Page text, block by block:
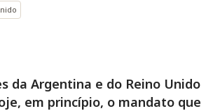
da Argentina e do Reino Unido
em princípio, o mandato que